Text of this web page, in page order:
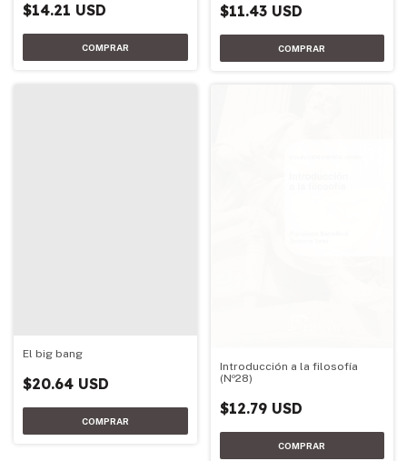
$14.21 USD $11.43 USD
El big bang
$20.64 USD
Introducción a la filosofía
(Nº28)
$12.79 USD